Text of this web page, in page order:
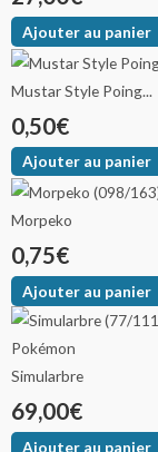
Ajouter au panier
Mustar Style Poing...
0,50€
Ajouter au panier
Morpeko
0,75€
Ajouter au panier
Simularbre
69,00€
Ajouter au panier